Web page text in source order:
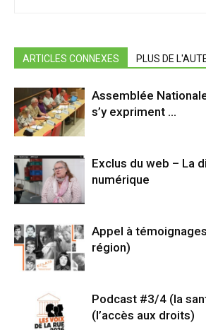
ARTICLES CONNEXES PLUS DE
Assemblée
s’y expriment …
Exclus du web – La
numérique
Appel à
région)
Podcast #3/4 (la
(l’accès aux droits)